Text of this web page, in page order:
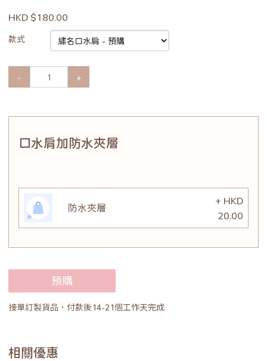
HKD $180.00
款式
- +
口水肩加防水夾層
防水夾層
+ HKD
20.00
預購
接單訂製貨品，付款後14-21個工作天完成
相關優惠